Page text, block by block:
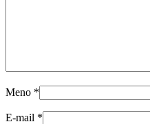
Meno *
E-mail *